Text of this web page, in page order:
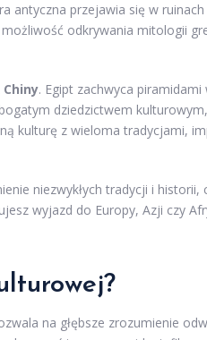
antyczna przejawia się w
odkrywania mitologii
Chiny. Egipt zachwyca piramidami
dziedzictwem
kulturę z wieloma tradycjami,
niezwykłych tradycji i historii,
wyjazd do Europy, Azji czy
na głębsze zrozumienie